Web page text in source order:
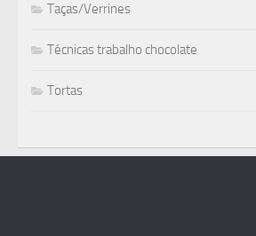
Taças/Verrines
Técnicas trabalho chocolate
Tortas